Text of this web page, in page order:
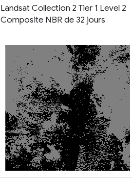
Landsat Collection 2 Tier 1 Level 2
Composite NBR de 32 jours